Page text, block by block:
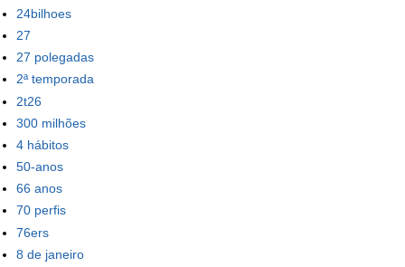
24bilhoes
27
27 polegadas
2ª temporada
2t26
300 milhões
4 hábitos
50-anos
66 anos
70 perfis
76ers
8 de janeiro